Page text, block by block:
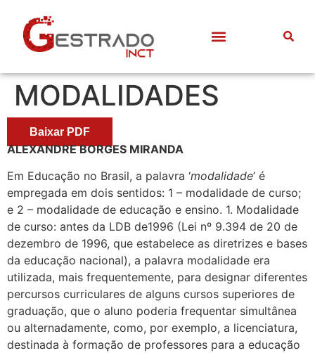
MODALIDADES
Baixar PDF
ALEXANDRE BORGES MIRANDA
Em Educação no Brasil, a palavra ‘modalidade’ é
empregada em dois sentidos: 1 – modalidade de curso;
e 2 – modalidade de educação e ensino. 1. Modalidade
de curso: antes da LDB de1996 (Lei nº 9.394 de 20 de
dezembro de 1996, que estabelece as diretrizes e bases
da educação nacional), a palavra modalidade era
utilizada, mais frequentemente, para designar diferentes
percursos curriculares de alguns cursos superiores de
graduação, que o aluno poderia frequentar simultânea
ou alternadamente, como, por exemplo, a licenciatura,
destinada à formação de professores para a educação